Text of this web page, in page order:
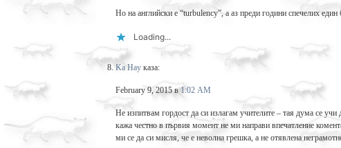
Но на английски е “turbulency”, а аз преди години спечелих
Loading...
Ka Hayказа:
February 9, 2015 в1:02 AM
Не изпитвам гордост да си излагам учителите – тая дума се
кажа честно в първия момент не ми направи впечатление
ми се да си мисля, че е неволна грешка, а не отявлена